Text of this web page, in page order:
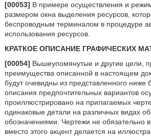
[00053] В примере осуществления и
размером окна выделения ресурсов,
беспроводным терминалом в процедуре
использования ресурсов.
КРАТКОЕ ОПИСАНИЕ ГРАФИЧЕСКИХ
[00054] Вышеупомянутые и другие цели,
преимущества описанной в настоящем
будут очевидны из представленного ниже
описания предпочтительных вариантов
проиллюстрировано на прилагаемых
одинаковые детали на различных видах
обозначениями. Чертежи не обязательно
вместо этого акцент делается на